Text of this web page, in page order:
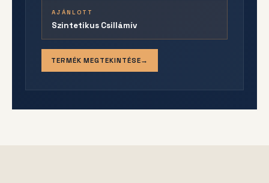
AJÁNLOTT
Szintetikus Csillámív
TERMÉK MEGTEKINTÉSE